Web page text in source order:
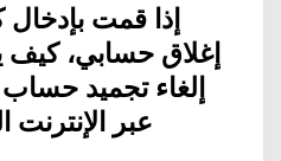
إذا قمت
إغلاق حسابي، كيف
إلغاء تجميد
عبر